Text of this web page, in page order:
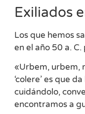
Exiliados
Los que hemos
en el año 50 a.
«Urbem, urbem,
‘colere’ es que
cuidándolo,
encontramos a